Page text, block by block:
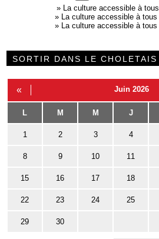
»
La culture accessible à
»
La culture accessible à
»
La culture accessible à
SORTIR DANS LE CHOLETAIS
« Juin 2026
L M M J
1 2 3 4
8 9 10 11
15 16 17 18
22 23 24 25
29 30